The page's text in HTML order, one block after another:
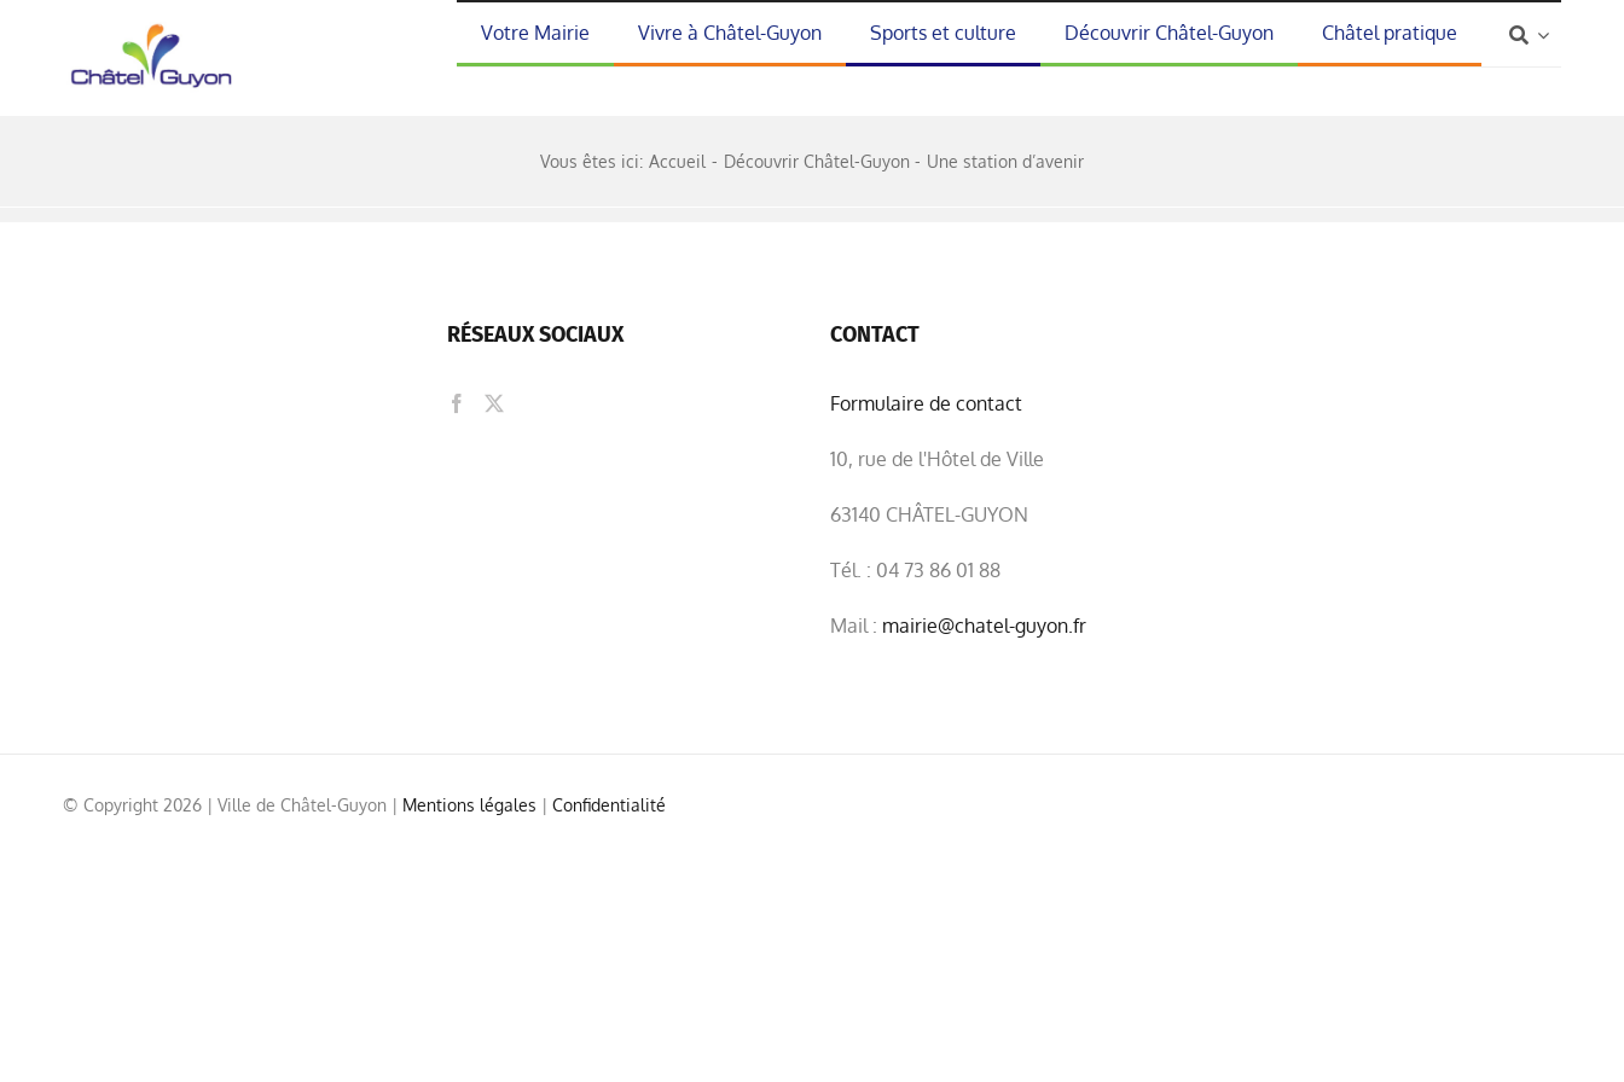
Votre Mairie Vivre à Châtel-Guyon Sports et culture Découvrir Châtel-Guyon Châtel pratique
Vous êtes ici: Accueil Découvrir Châtel-Guyon Une station d’avenir
RÉSEAUX SOCIAUX CONTACT
Formulaire de contact
10, rue de l'Hôtel de Ville
63140 CHÂTEL-GUYON
Tél. : 04 73 86 01 88
Mail : mairie@chatel-guyon.fr
© Copyright 2026 | Ville de Châtel-Guyon | Mentions légales | Confidentialité